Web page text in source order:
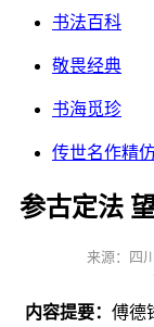
书法百科
敬畏经典
书海觅珍
传世名作精
参古定法
来源：四
内容提要： 傅德